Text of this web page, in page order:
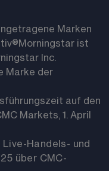
Marken
Morningstar ist
Inc.
Marke der
auf den
Markets, 1. April
Live-Handels- und
über CMC-